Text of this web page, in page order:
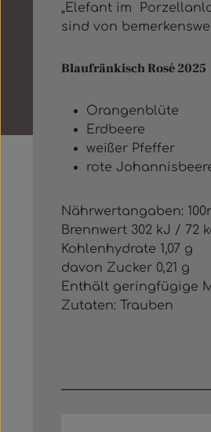
„Elefant im
sind von
Blaufränkisch Rosé 2025
Orangenblüte
Erdbeere
weißer Pfeffer
rote
Nährwertangaben:
Brennwert 302 kJ / 72
Kohlenhydrate 1,07 g
davon Zucker 0,21 g
Enthält geringfügige
Zutaten: Trauben